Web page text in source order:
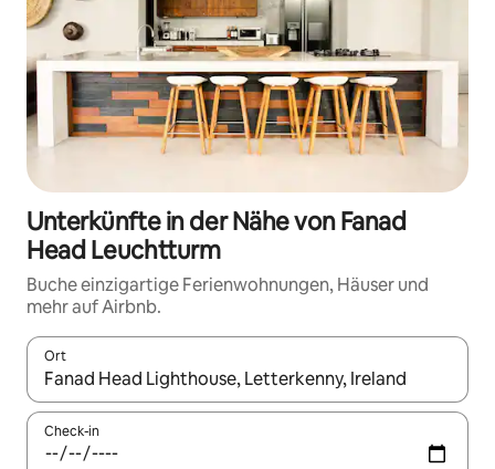
Unterkünfte in der Nähe von Fanad
Head Leuchtturm
Buche einzigartige Ferienwohnungen, Häuser und
mehr auf Airbnb.
Ort
Wenn Ergebnisse verfügbar sind, navigiere mit den
Check-in